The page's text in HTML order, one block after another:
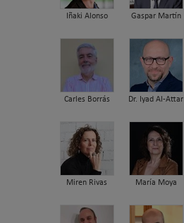
Iñaki Alonso Gaspar Martín
Carles Borrás Dr. Iyad Al-Attar
Miren Rivas María Moya